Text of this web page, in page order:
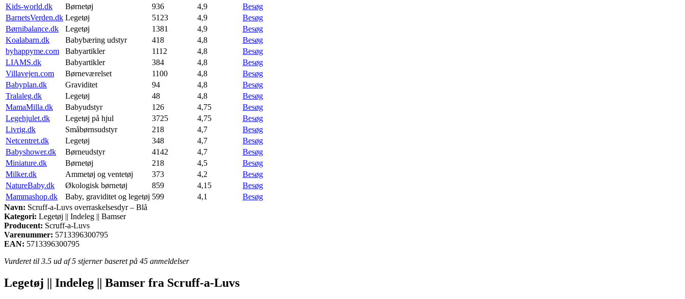
Kids-world.dk
Børnetøj 936 4,9
Besøg
BarnetsVerden.dk Legetøj 5123 4,9
Besøg
Børnibalance.dk
Legetøj 1381 4,9
Besøg
Koalabarn.dk
Babybæring udstyr 418 4,8
Besøg
byhappyme.com
Babyartikler 1112 4,8
Besøg
LIAMS.dk
Babyartikler 384 4,8
Besøg
Villavejen.com
Børneværelset 1100 4,8
Besøg
Babyplan.dk
Graviditet 94 4,8
Besøg
Tralaleg.dk
Legetøj 48 4,8
Besøg
MamaMilla.dk
Babyudstyr 126 4,75
Besøg
Legehjulet.dk
Legetøj på hjul 3725 4,75
Besøg
Livrig.dk
Småbørnsudstyr 218 4,7
Besøg
Netcentret.dk
Legetøj 348 4,7
Besøg
Babyshower.dk
Børneudstyr 4142 4,7
Besøg
Miniature.dk
Børnetøj 218 4,5
Besøg
Milker.dk
Ammetøj og ventetøj 373 4,2
Besøg
NatureBaby.dk
Økologisk børnetøj 859 4,15
Besøg
Mammashop.dk
Baby, graviditet og legetøj 599 4,1
Besøg
Navn: Scruff-a-Luvs overraskelsesdyr – Blå
Kategori: Legetøj || Indeleg || Bamser
Producent: Scruff-a-Luvs
Varenummer: 5713396300795
EAN: 5713396300795
Vurderet til 3.5 ud af 5 stjerner baseret på 45 anmeldelser
Legetøj || Indeleg || Bamser fra Scruff-a-Luvs